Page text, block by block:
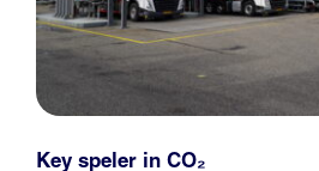
Key speler in CO₂